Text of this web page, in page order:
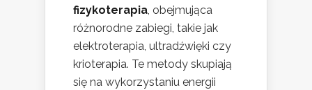
fizykoterapia, obejmująca
różnorodne zabiegi, takie jak
elektroterapia, ultradźwięki czy
krioterapia. Te metody skupiają
się na wykorzystaniu energii